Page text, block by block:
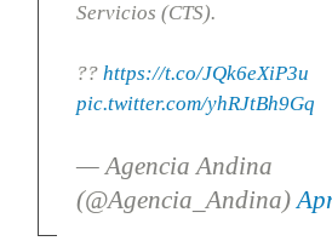
Servicios (CTS).
?? https://t.co/JQk6eXiP3u
pic.twitter.com/yhRJtBh9Gq
— Agencia Andina
(@Agencia_Andina)